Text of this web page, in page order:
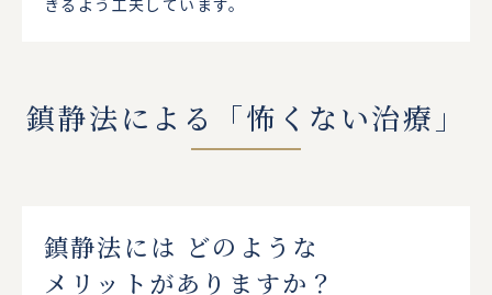
きるよう工夫しています。
鎮静法による「怖くない治療」
鎮静法には どのような
メリットがありますか？